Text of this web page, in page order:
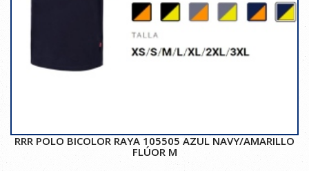
RRR POLO BICOLOR RAYA 105505 AZUL NAVY/AMARILLO
FLÚOR M